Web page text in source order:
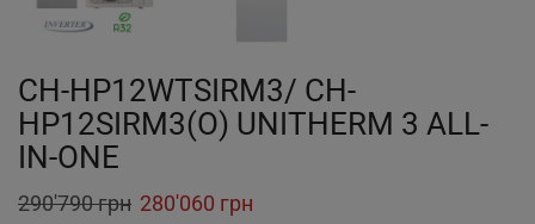
CH-HP12WTSIRM3/ CH-
HP12SIRM3(O) UNITHERM 3 ALL-
IN-ONE
290'790грн Original
280'060 грн